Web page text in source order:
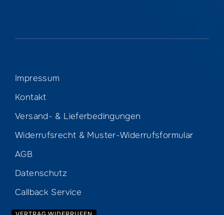
Impressum
Kontakt
Versand- & Lieferbedingungen
Widerrufsrecht & Muster-Widerrufsformular
AGB
Datenschutz
Callback Service